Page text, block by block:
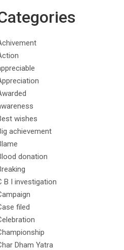
wishes
achievement
donation
B I investigation
filed
Dham Yatra